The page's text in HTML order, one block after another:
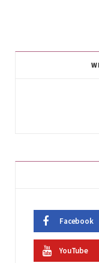
Facebook
YouTube